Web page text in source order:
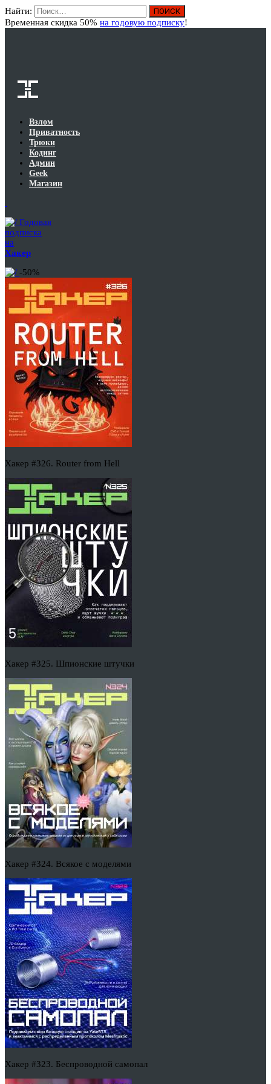
Найти:
Временная скидка 50% на годовую подписку!
Взлом
Приватность
Трюки
Кодинг
Админ
Geek
Магазин
Годовая
подписка
на
Хакер
-50%
Хакер #326. Router from Hell
Хакер #325. Шпионские штучки
Хакер #324. Всякое с моделями
Хакер #323. Беспроводной самопал